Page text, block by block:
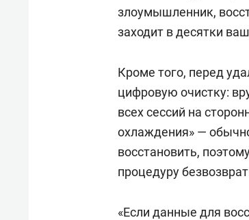
злоумышленник,
заходит в десятки
Кроме того, перед
цифровую очистку:
всех сессий на
охлаждения» —
восстановить,
процедуру
«Если данные для